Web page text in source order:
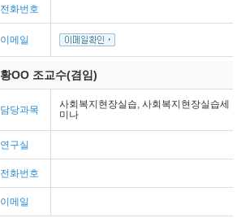
전화번호
이메일
황OO 조교수(겸임)
담당과목
사회복지현장실습, 사회복지현장실습세
미나
연구실
전화번호
이메일